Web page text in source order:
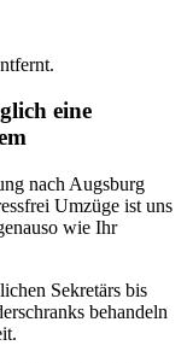
eine
nach Augsburg
Umzüge ist uns
wie Ihr
Sekretärs bis
behandeln